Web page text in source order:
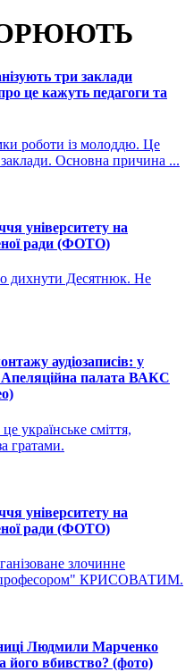
три заклади
це кажуть педагоги та
роботи із молоддю. Це
заклади. Основна причина ...
університету на
ради (ФОТО)
дихнути Десятнюк. Не
аудіозаписів: у
палата ВАКС
українське сміття,
гратами.
університету на
ради (ФОТО)
злочинне
КРИСОВАТИМ.
Людмили Марченко
його вбивство? (фото)